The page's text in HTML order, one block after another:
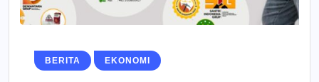
BERITA EKONOMI